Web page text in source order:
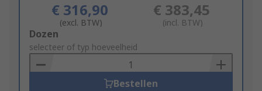
€ 316,90
(excl. BTW)
€ 383,45
(incl. BTW)
Add
to
Basket
Dozen
selecteer of typ hoeveelheid
Bestellen